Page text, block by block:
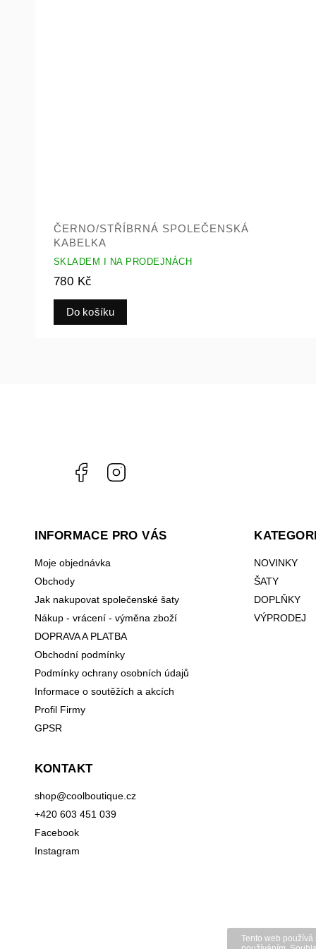
Tento web
ČERNO/STŘÍBRNÁ SPOLEČENSKÁ
KABELKA
SKLADEM I NA PRODEJNÁCH
780 Kč
Do košíku
Facebook
INFORMACE PRO VÁS
Moje objednávka
Obchody
Jak nakupovat společenské šaty
Nákup - vrácení - výměna zboží
DOPRAVA A PLATBA
Obchodní podmínky
Podmínky ochrany osobních údajů
Informace o soutěžích a akcích
Profil Firmy
GPSR
NOVINKY
ŠATY
DOPLŇKY
VÝPRODEJ
KONTAKT
shop@coolboutique.cz
+420 603 451 039
Facebook
Instagram